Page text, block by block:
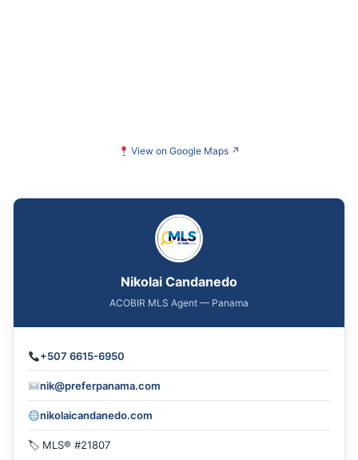
View on Google Maps ↗
Nikolai Candanedo
ACOBIR MLS Agent — Panama
+507 6615-6950
nik@preferpanama.com
nikolaicandanedo.com
🏷 MLS® #21807